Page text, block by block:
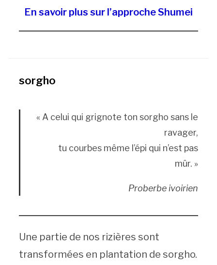
En savoir plus sur l’approche Shumei
sorgho
« A celui qui grignote ton sorgho sans le
ravager,
tu courbes même l’épi qui n’est pas
mûr. »
Proberbe ivoirien
Une partie de nos rizières sont
transformées en plantation de sorgho.